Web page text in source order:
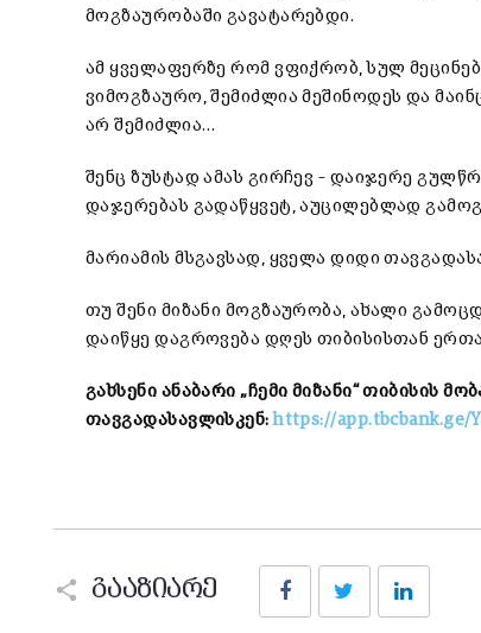
მოგზაურობაში გავატარებდი.
ამ ყველაფერზე რომ ვფიქრობ, სულ
ვიმოგზაურო, შემიძლია მეშინოდეს და
არ შემიძლია…
შენც ზუსტად ამას გირჩევ – დაიჯერე
დაჯერებას გადაწყვეტ, აუცილებლად
მარიამის მსგავსად, ყველა დიდი
თუ შენი მიზანი მოგზაურობა, ახალი
დაიწყე დაგროვება დღეს თიბისისთან
გახსენი ანაბარი „ჩემი მიზანი“ თიბისის
თავგადასავლისკენ:https://app.tbcbank.ge/
გააზიარე
FacebookTwitter